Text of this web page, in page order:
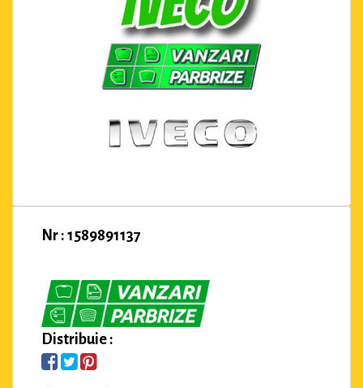
Nr : 1589891137
Distribuie :